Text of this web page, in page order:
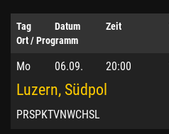
Tag Datum
Zeit
Ort / Programm
Mo 06.09. 20:00
Luzern, Südpol
PRSPKTVNWCHSL